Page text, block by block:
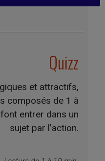
Quizz
et attractifs,
composés de 1 à
entrer dans un
sujet par l’action.